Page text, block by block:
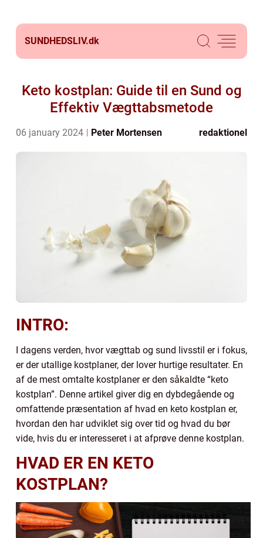
SUNDHEDSLIV.dk
Keto kostplan: Guide til en Sund og
Effektiv Vægttabsmetode
06 january 2024 Peter Mortensen redaktionel
INTRO:
I dagens verden, hvor vægttab og sund livsstil er i fokus,
er der utallige kostplaner, der lover hurtige resultater. En
af de mest omtalte kostplaner er den såkaldte “keto
kostplan”. Denne artikel giver dig en dybdegående og
omfattende præsentation af hvad en keto kostplan er,
hvordan den har udviklet sig over tid og hvad du bør
vide, hvis du er interesseret i at afprøve denne kostplan.
HVAD ER EN KETO
KOSTPLAN?